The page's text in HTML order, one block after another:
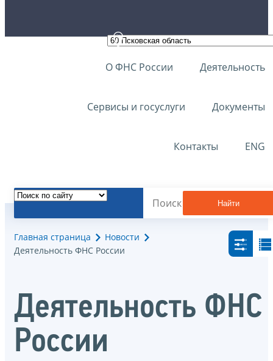
О ФНС России Деятельность
Сервисы и госуслуги Документы
Контакты ENG
Найти
Главная страница
Новости
Деятельность ФНС России
Деятельность ФНС
России